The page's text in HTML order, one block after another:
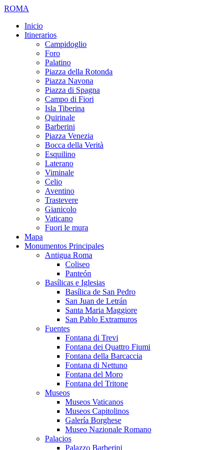
ROMA
Inicio
Itinerarios
Campidoglio
Foro
Palatino
Piazza della Rotonda
Piazza Navona
Piazza di Spagna
Campo di Fiori
Isla Tiberina
Quirinale
Barberini
Piazza Venezia
Bocca della Verità
Esquilino
Laterano
Viminale
Celio
Aventino
Trastevere
Gianicolo
Vaticano
Fuori le mura
Mapa
Monumentos Principales
Antigua Roma
Coliseo
Panteón
Basílicas e Iglesias
Basílica de San Pedro
San Juan de Letrán
Santa Maria Maggiore
San Pablo Extramuros
Fuentes
Fontana di Trevi
Fontana dei Quattro Fiumi
Fontana della Barcaccia
Fontana di Nettuno
Fontana del Moro
Fontana del Tritone
Museos
Museos Vaticanos
Museos Capitolinos
Galería Borghese
Museo Nazionale Romano
Palacios
Palazzo Barberini